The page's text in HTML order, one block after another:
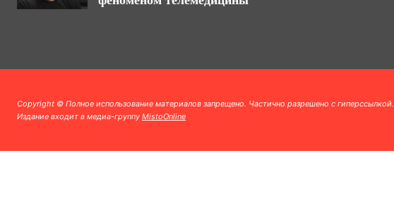
Copyright © Полное использование материалов запрещено. Частично разрешено с гиперссылкой.
Издание входит в медиа-группу MistoOnline